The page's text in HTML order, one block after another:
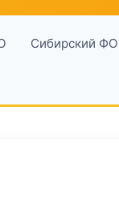
Сибирский ФО